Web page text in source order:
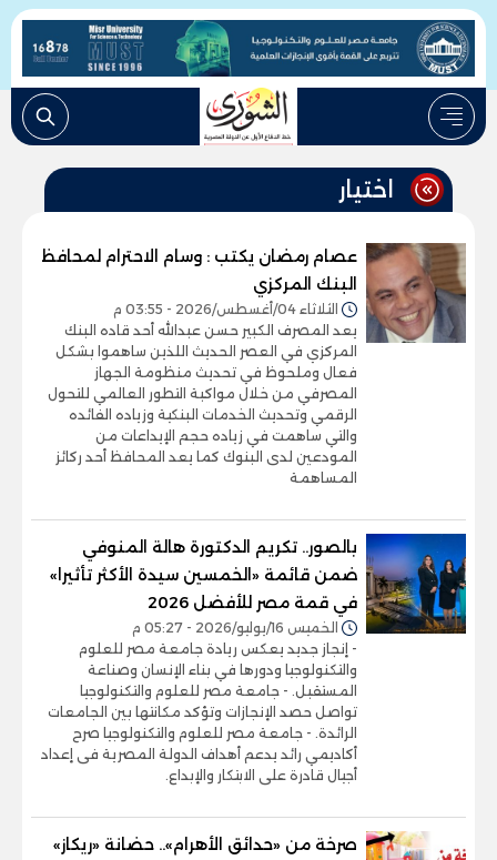
اختيار
عصام رمضان يكتب : وسام الاحترام لمحافظ
البنك المركزي
الثلاثاء 04/أغسطس/2026 - 03:55 م
يعد المصرف الكبير حسن عبدالله أحد قاده البنك
المركزي في العصر الحديث اللذين ساهموا بشكل
فعال وملحوظ في تحديث منظومة الجهاز
المصرفي من خلال مواكبة التطور العالمي للتحول
الرقمي وتحديث الخدمات البنكية وزياده الفائده
والتي ساهمت في زياده حجم الإيداعات من
المودعين لدى البنوك كما يعد المحافظ أحد ركائز
المساهمة
بالصور.. تكريم الدكتورة هالة المنوفي
ضمن قائمة «الخمسين سيدة الأكثر تأثيرا»
في قمة مصر للأفضل 2026
الخميس 16/يوليو/2026 - 05:27 م
- إنجاز جديد يعكس ريادة جامعة مصر للعلوم
والتكنولوجيا ودورها في بناء الإنسان وصناعة
المستقبل. - جامعة مصر للعلوم والتكنولوجيا
تواصل حصد الإنجازات وتؤكد مكانتها بين الجامعات
الرائدة. - جامعة مصر للعلوم والتكنولوجيا صرح
أكاديمي رائد يدعم أهداف الدولة المصرية فى إعداد
أجيال قادرة على الابتكار والإبداع.
صرخة من «حدائق الأهرام».. حضانة «ريكاز»